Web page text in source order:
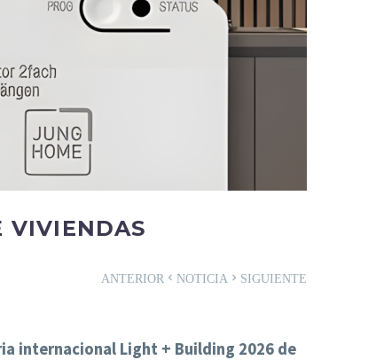
VIVIENDAS
ANTERIOR NOTICIASIGUIENTE
internacional Light + Building 2026 de